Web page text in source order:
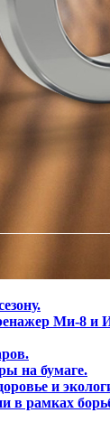
Ми-8 и
на бумаге.
и
рамках